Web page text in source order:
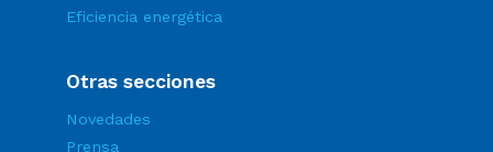
Eficiencia energética
Otras secciones
Novedades
Prensa